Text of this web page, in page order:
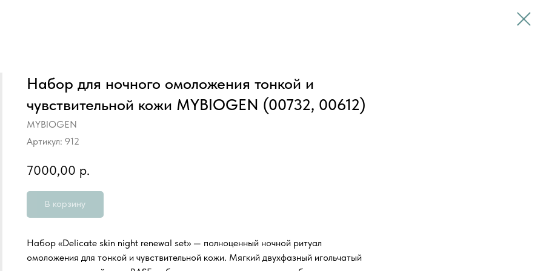
Набор для ночного омоложения тонкой и
чувствительной кожи MYBIOGEN (00732, 00612)
MYBIOGEN
Артикул: 912
7000,00 р.
В корзину
Набор «Delicate skin night renewal set» — полноценный ночной ритуал
омоложения для тонкой и чувствительной кожи. Мягкий двухфазный игольчатый